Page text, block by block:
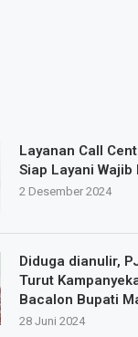
Layanan Call
Siap Layani Wajib
2 Desember 2024
Diduga dianulir,
Turut
Bacalon Bupati
28 Juni 2024